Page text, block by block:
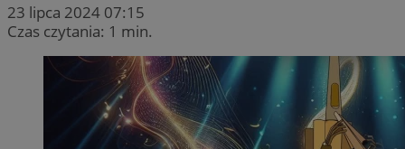
23 lipca 2024 07:15
Czas czytania: 1 min.